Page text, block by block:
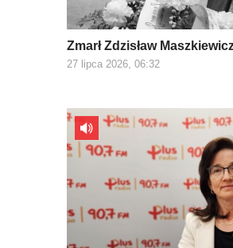
Zmarł Zdzisław
27 lipca 2026, 06:32